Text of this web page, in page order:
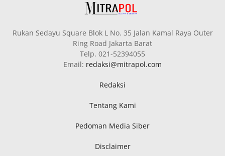
Rukan Sedayu Square Blok L No. 35 Jalan Kamal Raya Outer
Ring Road Jakarta Barat
Telp. 021-52394055
Email: redaksi@mitrapol.com
Redaksi
Tentang Kami
Pedoman Media Siber
Disclaimer